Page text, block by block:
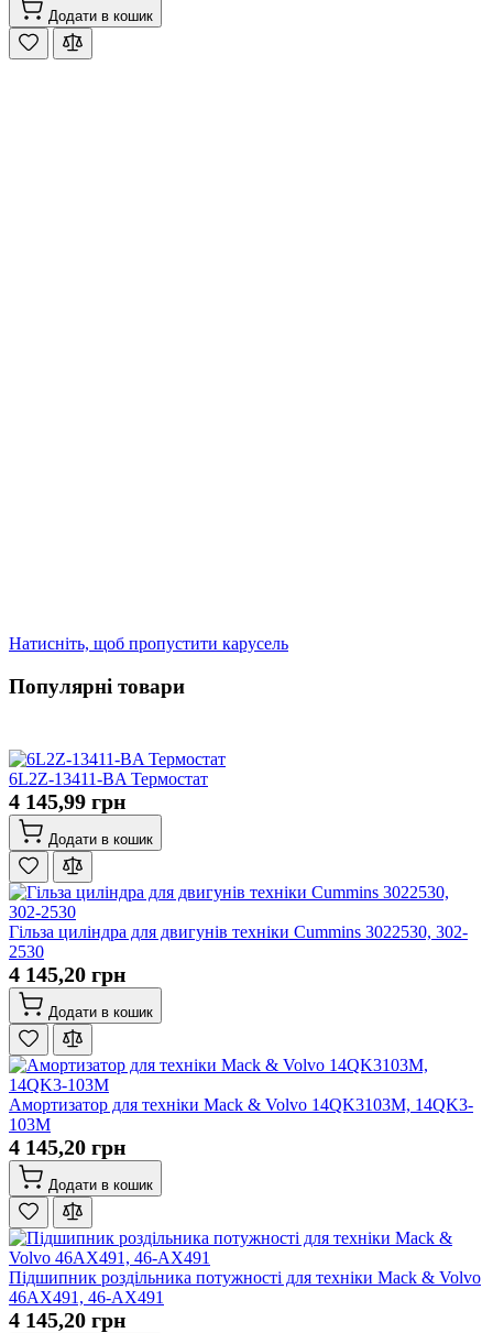
Додати в кошик
Натисніть, щоб пропустити карусель
Популярні товари
6L2Z-13411-BA Термостат
4 145,99 грн
Додати в кошик
Гільза циліндра для двигунів техніки Cummins 3022530, 302-
2530
4 145,20 грн
Додати в кошик
Амортизатор для техніки Mack & Volvo 14QK3103M, 14QK3-
103M
4 145,20 грн
Додати в кошик
Підшипник роздільника потужності для техніки Mack & Volvo
46AX491, 46-AX491
4 145,20 грн